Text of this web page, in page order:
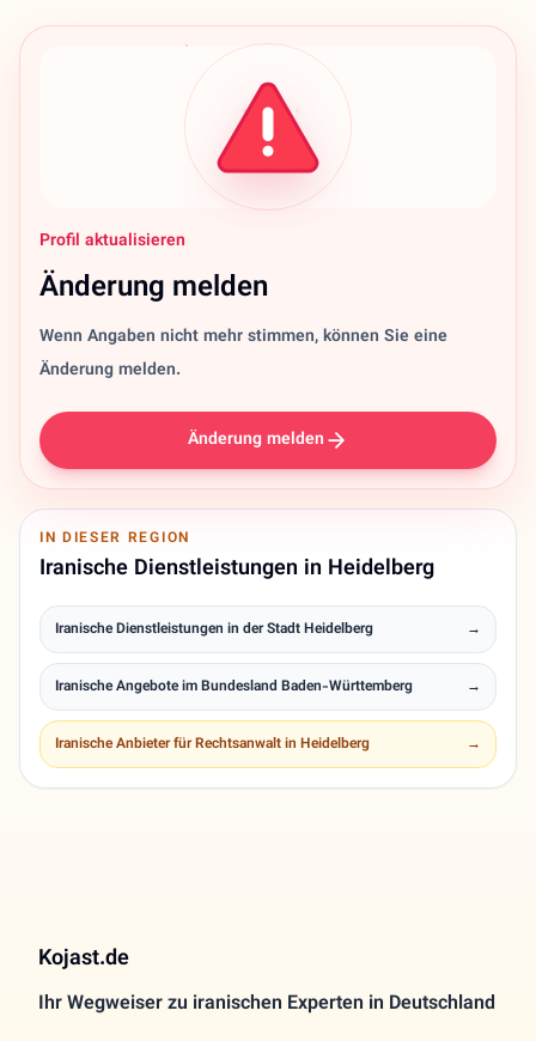
Profil aktualisieren
Änderung melden
Wenn Angaben nicht mehr stimmen, können Sie eine
Änderung melden.
Änderung melden
IN DIESER REGION
Iranische Dienstleistungen in Heidelberg
Iranische Dienstleistungen in der Stadt Heidelberg →
Iranische Angebote im Bundesland Baden-Württemberg →
Iranische Anbieter für Rechtsanwalt in Heidelberg →
Kojast.de
Ihr Wegweiser zu iranischen Experten in Deutschland